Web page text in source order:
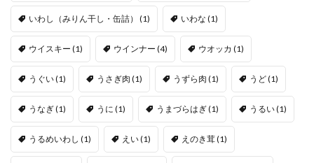
いわし（みりん干し・缶詰） (1) いわな (1)
ウイスキー (1) ウインナー (4) ウオッカ (1)
うぐい(1) うさぎ肉 (1) うずら肉 (1) うど(1)
うなぎ(1) うに (1) うまづらはぎ(1) うるい(1)
うるめいわし (1) えい(1) えのき茸(1)